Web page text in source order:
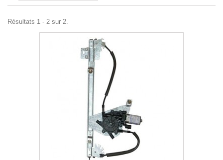
Résultats 1 - 2 sur 2.